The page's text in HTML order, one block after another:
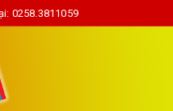
0258.3811059